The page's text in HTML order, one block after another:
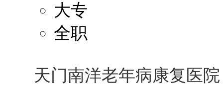
大专
全职
天门南洋老年病康复医院